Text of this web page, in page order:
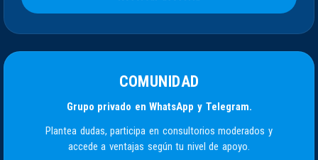
COMUNIDAD
Grupo privado en WhatsApp y Telegram.
Plantea dudas, participa en consultorios moderados y
accede a ventajas según tu nivel de apoyo.